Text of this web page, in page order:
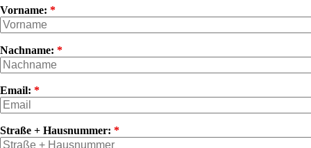
Vorname: *
Nachname: *
Email: *
Straße + Hausnummer: *